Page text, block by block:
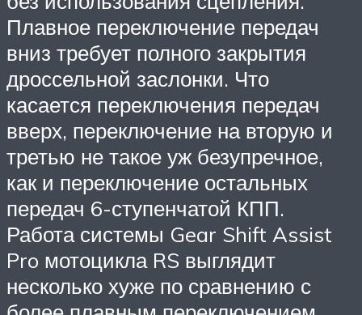
Плавное переключение передач
вниз требует полного закрытия
дроссельной заслонки. Что
касается переключения передач
вверх, переключение на вторую и
третью не такое уж безупречное,
как и переключение остальных
передач 6-ступенчатой КПП.
Работа системы Gear Shift Assist
Pro мотоцикла RS выглядит
несколько хуже по сравнению с